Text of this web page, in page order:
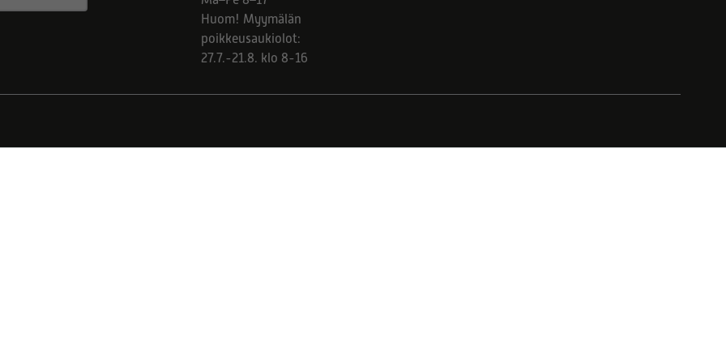
Huom! Myymälän
poikkeusaukiolot:
27.7.-21.8. klo 8-16